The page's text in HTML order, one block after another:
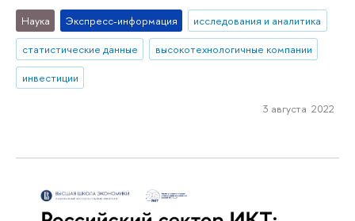
Наука Экспресс-информация
исследования и аналитика
статистические данные
высокотехнологичные компании
инвестиции
3 августа 2022